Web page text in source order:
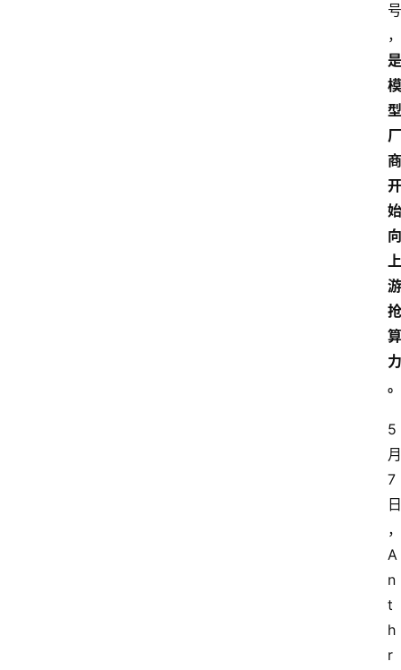
号
，
是
模
型
厂
商
开
始
向
上
游
抢
算
力
。
5
月
7
日
，
A
n
t
h
r